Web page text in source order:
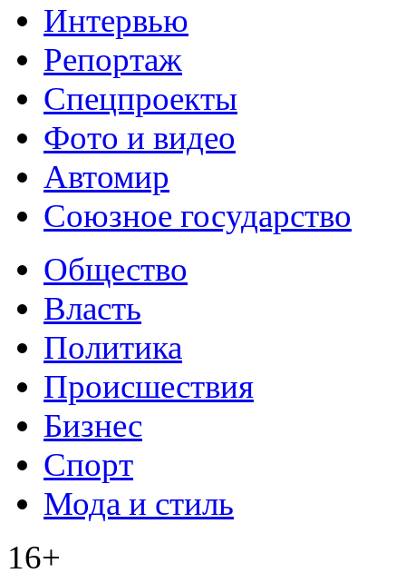
Интервью
Репортаж
Спецпроекты
Фото и видео
Автомир
Союзное государство
Общество
Власть
Политика
Происшествия
Бизнес
Спорт
Мода и стиль
16+